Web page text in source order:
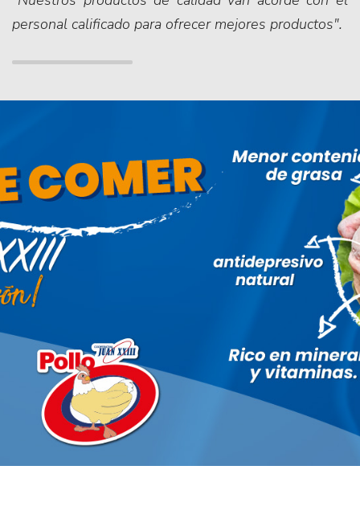
personal calificado para ofrecer mejores productos".